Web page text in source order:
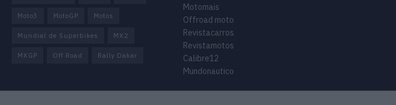
Moto3 MotoGP Motos
Mundial de Superbikes MX2
MXGP Off Road Rally Dakar
Motomais
Offroad moto
Revistacarros
Revistamotos
Calibre12
Mundonautico